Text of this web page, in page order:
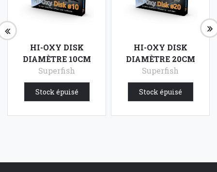
HI-OXY DISK
DIAMÈTRE 10CM
Superfish
11,53 € HTVA
Stock épuisé
HI-OXY DISK
DIAMÈTRE 20CM
Superfish
32,32 € HTVA
Stock épuisé